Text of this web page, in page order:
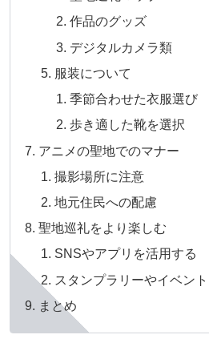
作品のグッズ
デジタルカメラ類
服装について
季節合わせた衣服選び
歩き適した靴を選択
アニメの聖地でのマナー
撮影場所に注意
地元住民への配慮
聖地巡礼をより楽しむ
SNSやアプリを活用する
スタンプラリーやイベン
まとめ